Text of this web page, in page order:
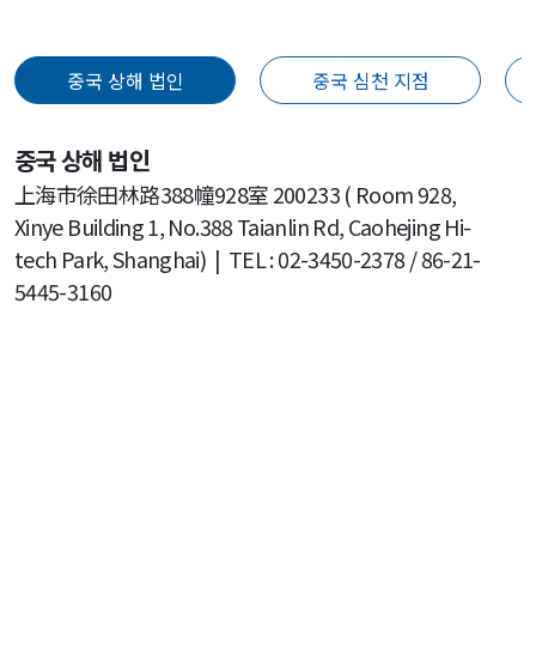
중국 상해 법인 중국 심천 지점
중국 상해 법인
上海市徐田林路388幢928室 200233 ( Room 928,
Xinye Building 1, No.388 Taianlin Rd, Caohejing Hi-
tech Park, Shanghai) | TEL : 02-3450-2378 / 86-21-
5445-3160